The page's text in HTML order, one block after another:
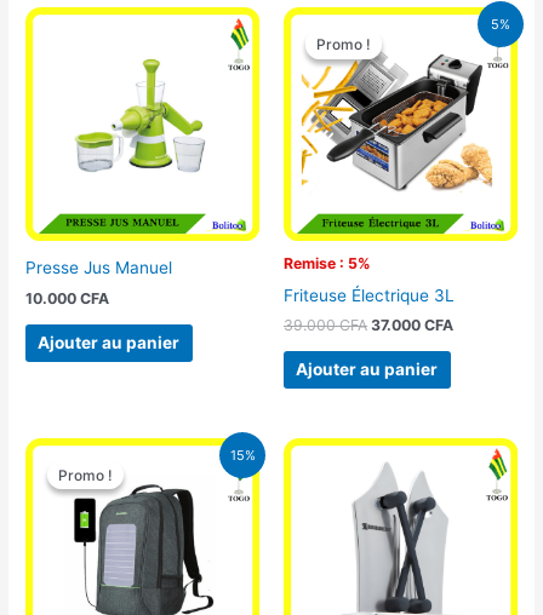
Presse Jus Manuel
10.000CFA
Ajouter au panier
5%
Promo !
Remise : 5%
Promo !
Friteuse Électrique 3L
39.000CFA
Le
initial
était :
39.000 CFA.
37.000 CFA
Le
prix
actuel
est :
37.000 CFA.
Ajouter au panier
15%
Promo !
Promo !
Le
initial
était :
29.500 CFA.
Le
prix
actuel